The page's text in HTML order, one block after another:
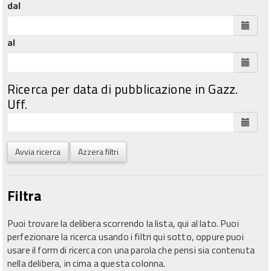
dal
al
Ricerca per data di pubblicazione in Gazz.
Uff.
Avvia ricerca Azzera filtri
Filtra
Puoi trovare la delibera scorrendo la lista, qui al lato. Puoi
perfezionare la ricerca usando i filtri qui sotto, oppure puoi
usare il form di ricerca con una parola che pensi sia contenuta
nella delibera, in cima a questa colonna.